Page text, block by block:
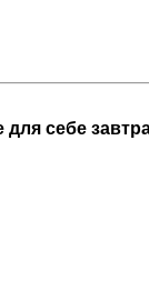
для себе